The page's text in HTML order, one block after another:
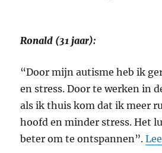
Ronald (31 jaar):
“Door mijn autisme heb ik
en stress. Door te werken in
als ik thuis kom dat ik meer
hoofd en minder stress. Het
beter om te ontspannen”.